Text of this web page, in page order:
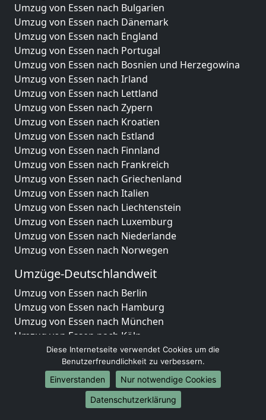
Umzug von Essen nach Bulgarien
Umzug von Essen nach Dänemark
Umzug von Essen nach England
Umzug von Essen nach Portugal
Umzug von Essen nach Bosnien und Herzegowina
Umzug von Essen nach Irland
Umzug von Essen nach Lettland
Umzug von Essen nach Zypern
Umzug von Essen nach Kroatien
Umzug von Essen nach Estland
Umzug von Essen nach Finnland
Umzug von Essen nach Frankreich
Umzug von Essen nach Griechenland
Umzug von Essen nach Italien
Umzug von Essen nach Liechtenstein
Umzug von Essen nach Luxemburg
Umzug von Essen nach Niederlande
Umzug von Essen nach Norwegen
Umzüge-Deutschlandweit
Umzug von Essen nach Berlin
Umzug von Essen nach Hamburg
Umzug von Essen nach München
Umzug von Essen nach Köln
Umzug von Essen nach Frankfurt am Main
Umzug von Essen nach Stuttgart
Umzug von Essen nach Düsseldorf
Umzug von Essen nach Leipzig
Umzug von Essen nach Dortmund
Diese Internetseite verwendet Cookies um die
Benutzerfreundlichkeit zu verbessern.
Einverstanden
Nur notwendige Cookies
Datenschutzerklärung